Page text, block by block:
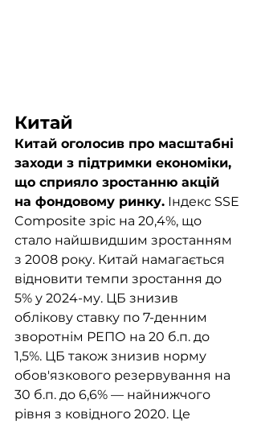
Китай
Китай оголосив про масштабні
заходи з підтримки економіки,
що сприяло зростанню акцій
на фондовому ринку. Індекс SSE
Composite зріс на 20,4%, що
стало найшвидшим зростанням
з 2008 року. Китай намагається
відновити темпи зростання до
5% у 2024-му. ЦБ знизив
облікову ставку по 7-денним
зворотнім РЕПО на 20 б.п. до
1,5%. ЦБ також знизив норму
обов'язкового резервування на
30 б.п. до 6,6% — найнижчого
рівня з ковідного 2020. Це